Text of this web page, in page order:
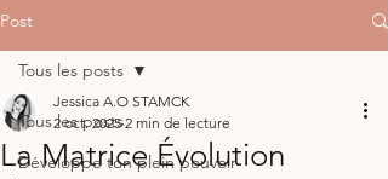
Post
Tous les posts
Développe ton plein pouvoir
Tous les posts
La Matrice Évolution
Jessica A.O STAMCK
2 oct. 2025 2 min de lecture